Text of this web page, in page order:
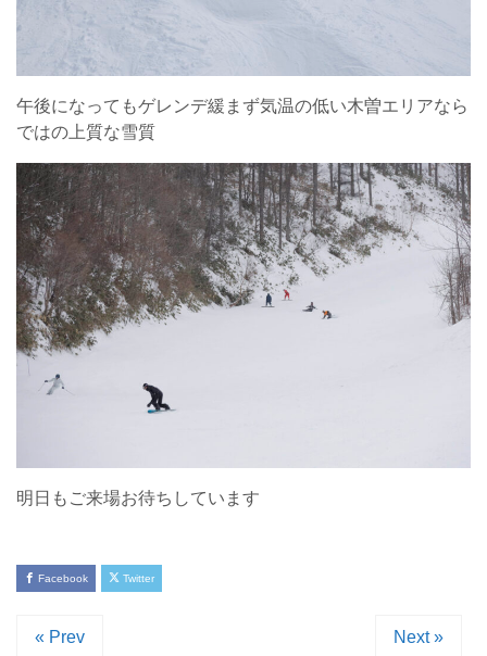
午後になってもゲレンデ緩まず気温の低い木曽エリアなら
ではの上質な雪質
明日もご来場お待ちしています
Facebook Twitter
« Prev Next »